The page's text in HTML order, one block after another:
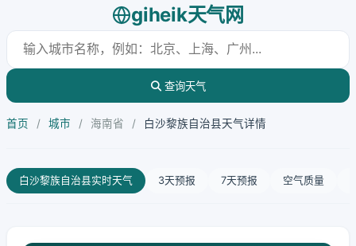
giheik天气网
查询天气
首页 / 城市 / 海南省 / 白沙黎族自治县天气详情
白沙黎族自治县实时天气 3天预报 7天预报 空气质量